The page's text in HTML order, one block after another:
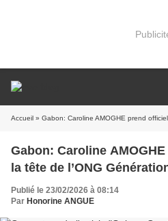
Accueil » Gabon: Caroline AMOGHE prend
Gabon: Caroline
la tête de l’ONG
Publié le 23/02/2026 à 08:14
Par Honorine ANGUE